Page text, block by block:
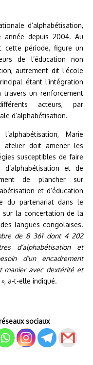
d’alphabétisation,
depuis 2004. Au
cette période, figure un
de l’éducation non
autrement dit l’école
étant l’intégration
travers un renforcement
acteurs, par
d’alphabétisation.
Marie
atelier doit amener les
susceptibles de faire
et de
de plancher sur
et d’éducation
du partenariat dans le
sur la concertation de la
langues congolaises.
de 8 361 dont 4 202
d’alphabétisation et
d’un encadrement
manier avec dextérité et
, a-t-elle indiqué.
sociaux